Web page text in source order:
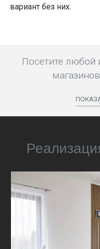
вариант без них.
Посетите любой